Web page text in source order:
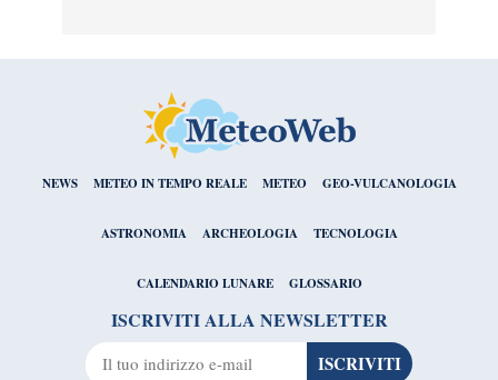
NEWS METEO IN TEMPO REALE METEO GEO-VULCANOLOGIA
ASTRONOMIA ARCHEOLOGIA TECNOLOGIA
CALENDARIO LUNARE GLOSSARIO
ISCRIVITI ALLA NEWSLETTER